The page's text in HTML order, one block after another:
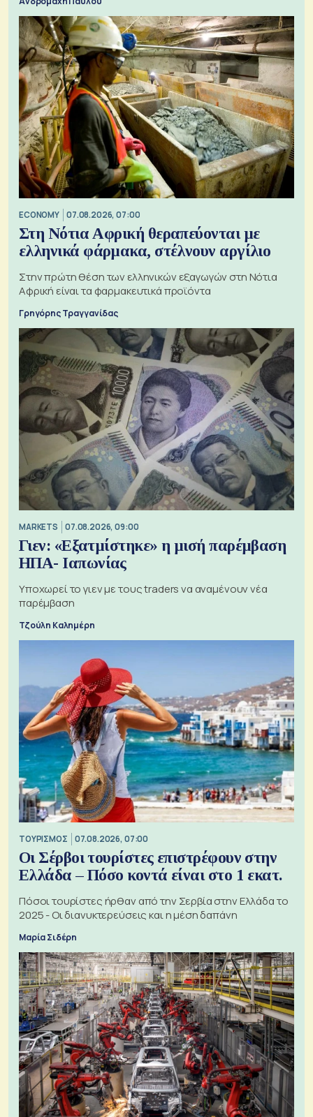
ECONOMY 07.08.2026, 07:00
Στη Νότια Αφρική θεραπεύονται με
ελληνικά φάρμακα, στέλνουν αργίλιο
Στην πρώτη θέση των ελληνικών εξαγωγών στη Νότια
Αφρική είναι τα φαρμακευτικά προϊόντα
Γρηγόρης Τραγγανίδας
MARKETS 07.08.2026, 09:00
Γιεν: «Εξατμίστηκε» η μισή παρέμβαση
ΗΠΑ- Ιαπωνίας
Υποχωρεί το γιεν με τους traders να αναμένουν νέα
παρέμβαση
Τζούλη Καλημέρη
ΤΟΥΡΙΣΜΟΣ 07.08.2026, 07:00
Οι Σέρβοι τουρίστες επιστρέφουν στην
Ελλάδα – Πόσο κοντά είναι στο 1 εκατ.
Πόσοι τουρίστες ήρθαν από την Σερβία στην Ελλάδα το
2025 - Οι διανυκτερεύσεις και η μέση δαπάνη
Μαρία Σιδέρη